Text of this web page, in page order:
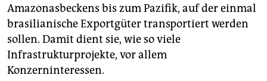
Amazonasbeckens bis zum Pazifik, auf der einmal
brasilianische Exportgüter transportiert werden
sollen. Damit dient sie, wie so viele
Infrastrukturprojekte, vor allem
Konzerninteressen.